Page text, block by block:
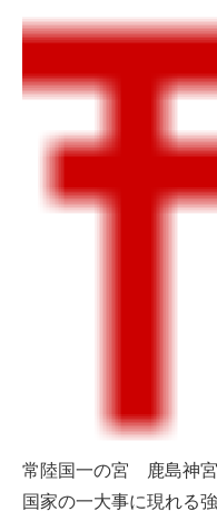
常陸国一の宮 鹿島神宮
国家の一大事に現れる